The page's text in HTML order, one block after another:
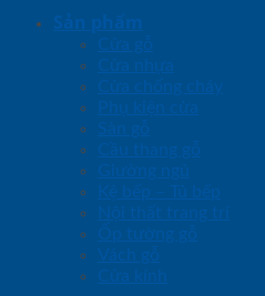
Sản phẩm
Cửa gỗ
Cửa nhựa
Cửa chống cháy
Phụ kiện cửa
Sàn gỗ
Cầu thang gỗ
Giường ngủ
Kệ bếp – Tủ bếp
Nội thất trang trí
Ốp tường gỗ
Vách gỗ
Cửa kính